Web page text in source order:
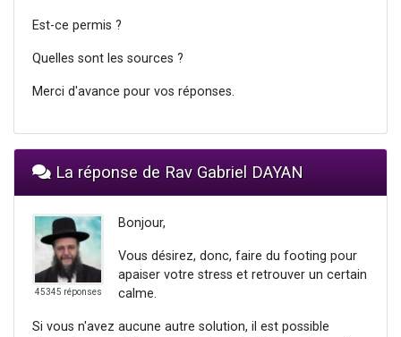
Est-ce permis ?
Quelles sont les sources ?
Merci d'avance pour vos réponses.
La réponse de Rav Gabriel DAYAN
45345 réponses
Bonjour,
Vous désirez, donc, faire du footing pour
apaiser votre stress et retrouver un certain
calme.
Si vous n'avez aucune autre solution, il est possible